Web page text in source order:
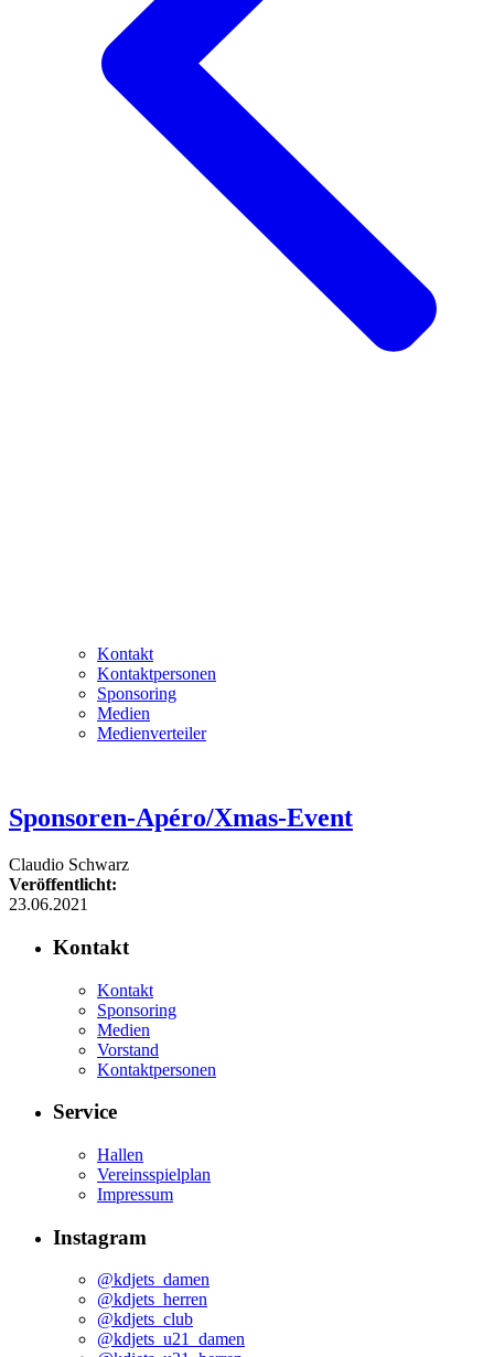
Kontakt
Kontaktpersonen
Sponsoring
Medien
Medienverteiler
Sponsoren-Apéro/Xmas-Event
Claudio Schwarz
Veröffentlicht:
23.06.2021
Kontakt
Kontakt
Sponsoring
Medien
Vorstand
Kontaktpersonen
Service
Hallen
Vereinsspielplan
Impressum
Instagram
@kdjets_damen
@kdjets_herren
@kdjets_club
@kdjets_u21_damen